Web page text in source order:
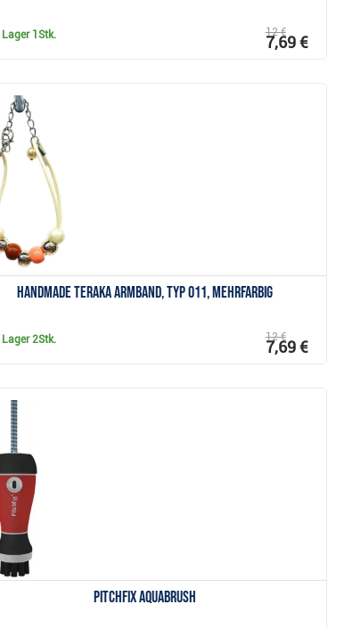
1Stk. 12 €
7,69 €
Handmade Teraka Armband, Typ 011, mehrfarbig
Lager2Stk. 12 €
7,69 €
Pitchfix Aquabrush